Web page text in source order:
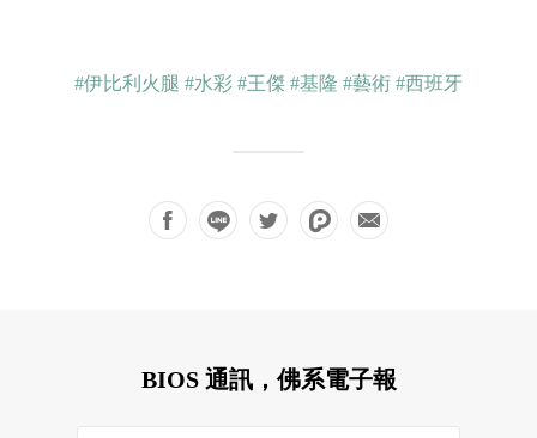
#伊比利火腿 #水彩 #王傑 #基隆 #藝術 #西班牙
BIOS 通訊，佛系電子報